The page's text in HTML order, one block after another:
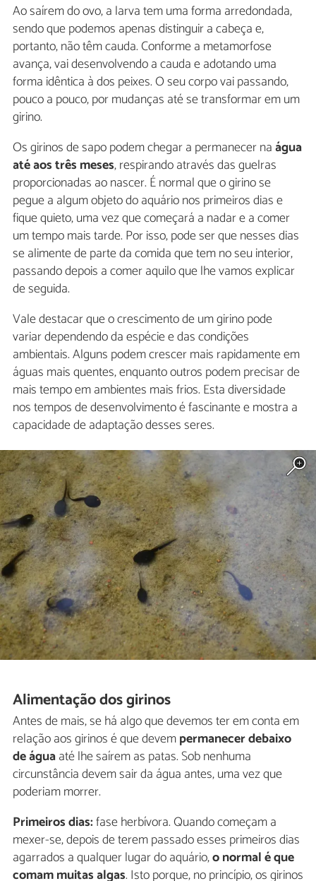
Ao saírem do ovo, a larva tem uma forma arredondada,
sendo que podemos apenas distinguir a cabeça e,
portanto, não têm cauda. Conforme a metamorfose
avança, vai desenvolvendo a cauda e adotando uma
forma idêntica à dos peixes. O seu corpo vai passando,
pouco a pouco, por mudanças até se transformar em um
girino.
Os girinos de sapo podem chegar a permanecer naágua
até aos três meses, respirando através das guelras
proporcionadas ao nascer. É normal que o girino se
pegue a algum objeto do aquário nos primeiros dias e
fique quieto, uma vez que começará a nadar e a comer
um tempo mais tarde. Por isso, pode ser que nesses dias
se alimente de parte da comida que tem no seu interior,
passando depois a comer aquilo que lhe vamos explicar
de seguida.
Vale destacar que o crescimento de um girino pode
variar dependendo da espécie e das condições
ambientais. Alguns podem crescer mais rapidamente em
águas mais quentes, enquanto outros podem precisar de
mais tempo em ambientes mais frios. Esta diversidade
nos tempos de desenvolvimento é fascinante e mostra a
capacidade de adaptação desses seres.
Alimentação dos girinos
Antes de mais, se há algo que devemos ter em conta em
relação aos girinos é que devempermanecer debaixo
de águaaté lhe saírem as patas. Sob nenhuma
circunstância devem sair da água antes, uma vez que
poderiam morrer.
Primeiros dias:fase herbívora. Quando começam a
mexer-se, depois de terem passado esses primeiros dias
agarrados a qualquer lugar do aquário,o normal é que
comam muitas algas. Isto porque, no princípio, os girinos